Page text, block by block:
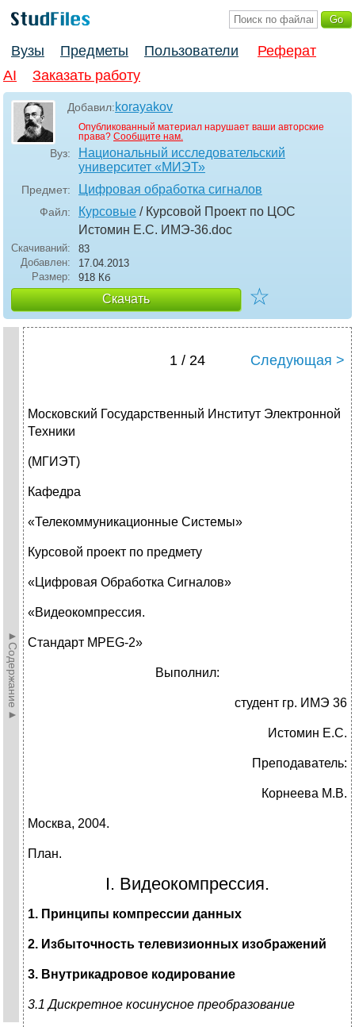
Вузы Предметы Пользователи
Реферат
AI
Заказать работу
Добавил:korayakov
Опубликованный материал нарушает ваши авторские
права? Сообщите нам.
Вуз:
Национальный исследовательский
университет «МИЭТ»
Предмет: Цифровая обработка сигналов
Файл: Курсовые / Курсовой Проект по ЦОС
Истомин Е.С. ИМЭ-36.doc
Скачиваний:
83
Добавлен:
17.04.2013
Размер:
918 Кб
Скачать ☆
►Содержание►
1 / 24 Следующая >
Московский Государственный Институт Электронной
Техники
(МГИЭТ)
Кафедра
«Телекоммуникационные Системы»
Курсовой проект по предмету
«Цифровая Обработка Сигналов»
«Видеокомпрессия.
Стандарт MPEG-2»
Выполнил:
студент гр. ИМЭ 36
Истомин Е.С.
Преподаватель:
Корнеева М.В.
Москва, 2004.
План.
I. Видеокомпрессия.
1. Принципы компрессии данных
2. Избыточность телевизионных изображений
3. Внутрикадровое кодирование
3.1 Дискретное косинусное преобразование